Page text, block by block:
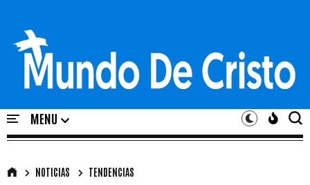
NOTICIAS TENDENCIAS